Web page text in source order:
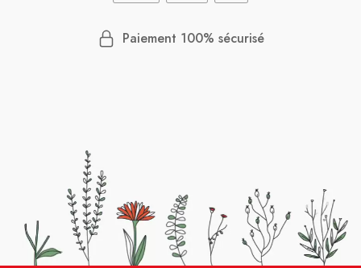
Paiement 100% sécurisé